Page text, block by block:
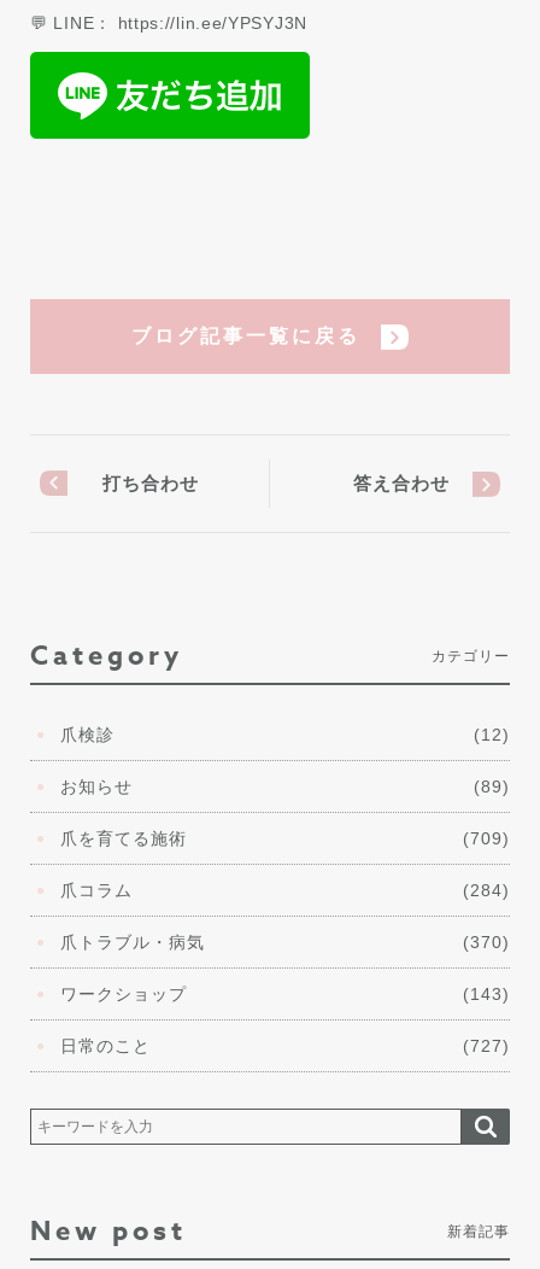
💬 LINE： https://lin.ee/YPSYJ3N
ブログ記事一覧に戻る
打ち合わせ 答え合わせ
Category カテゴリー
爪検診 (12)
お知らせ (89)
爪を育てる施術 (709)
爪コラム (284)
爪トラブル・病気 (370)
ワークショップ (143)
日常のこと (727)
New post 新着記事